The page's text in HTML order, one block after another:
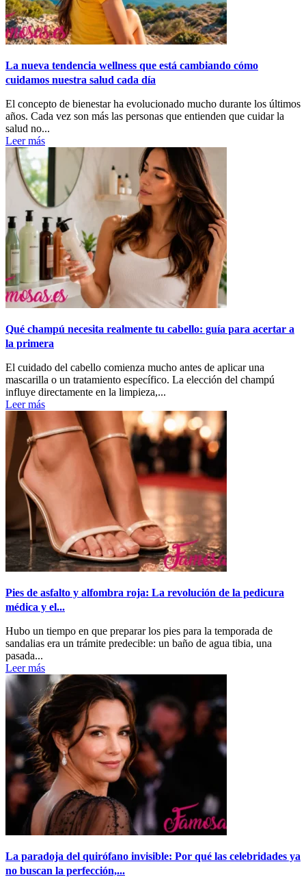
La nueva tendencia wellness que está cambiando cómo
cuidamos nuestra salud cada día
El concepto de bienestar ha evolucionado mucho durante los últimos
años. Cada vez son más las personas que entienden que cuidar la
salud no...
Leer más
Qué champú necesita realmente tu cabello: guía para acertar a
la primera
El cuidado del cabello comienza mucho antes de aplicar una
mascarilla o un tratamiento específico. La elección del champú
influye directamente en la limpieza,...
Leer más
Pies de asfalto y alfombra roja: La revolución de la pedicura
médica y el...
Hubo un tiempo en que preparar los pies para la temporada de
sandalias era un trámite predecible: un baño de agua tibia, una
pasada...
Leer más
La paradoja del quirófano invisible: Por qué las celebridades ya
no buscan la perfección,...